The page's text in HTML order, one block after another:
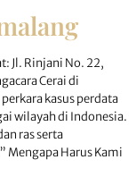
Jl. Rinjani No. 22,
Cerai di
kasus perdata
wilayah di Indonesia.
ras serta
Mengapa Harus Kami